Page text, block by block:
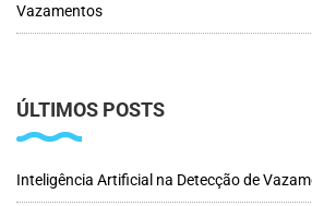
Vazamentos
ÚLTIMOS POSTS
Inteligência Artificial na Detecção de